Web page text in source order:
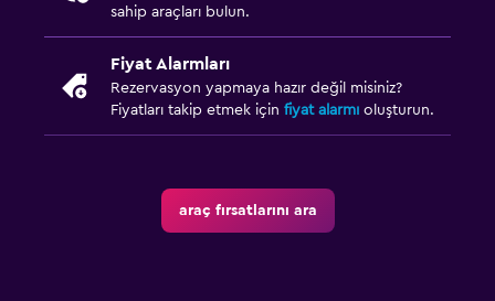
sahip araçları bulun.
Fiyat Alarmları
Rezervasyon yapmaya hazır değil misiniz?
Fiyatları takip etmek için fiyat alarmı oluşturun.
araç fırsatlarını ara